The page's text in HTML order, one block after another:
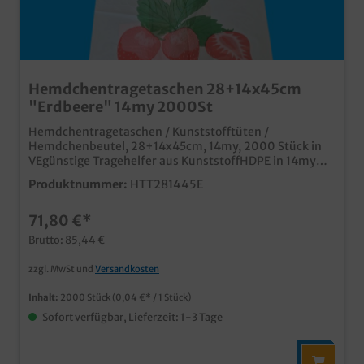
Hemdchentragetaschen 28+14x45cm
"Erdbeere" 14my 2000St
Hemdchentragetaschen / Kunststofftüten /
Hemdchenbeutel, 28+14x45cm, 14my, 2000 Stück in
VEgünstige Tragehelfer aus KunststoffHDPE in 14my
(nicht vom Plastiktütenverbot betroffen)stabile
Qualitätmit passendem Motiv für den
Produktnummer: HTT281445E
71,80 €*
Brutto: 85,44 €
zzgl. MwSt und Versandkosten
Inhalt: 2000 Stück (0,04 €* / 1 Stück)
Sofort verfügbar, Lieferzeit: 1-3 Tage